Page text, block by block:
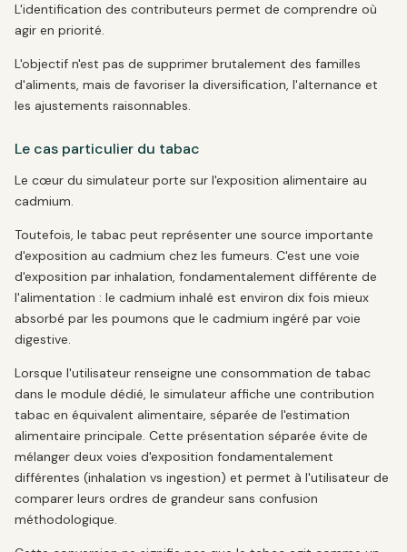
L'identification des contributeurs permet de comprendre où
agir en priorité.
L'objectif n'est pas de supprimer brutalement des familles
d'aliments, mais de favoriser la diversification, l'alternance et
les ajustements raisonnables.
Le cas particulier du tabac
Le cœur du simulateur porte sur l'exposition alimentaire au
cadmium.
Toutefois, le tabac peut représenter une source importante
d'exposition au cadmium chez les fumeurs. C'est une voie
d'exposition par inhalation, fondamentalement différente de
l'alimentation : le cadmium inhalé est environ dix fois mieux
absorbé par les poumons que le cadmium ingéré par voie
digestive.
Lorsque l'utilisateur renseigne une consommation de tabac
dans le module dédié, le simulateur affiche une contribution
tabac en équivalent alimentaire, séparée de l'estimation
alimentaire principale. Cette présentation séparée évite de
mélanger deux voies d'exposition fondamentalement
différentes (inhalation vs ingestion) et permet à l'utilisateur de
comparer leurs ordres de grandeur sans confusion
méthodologique.